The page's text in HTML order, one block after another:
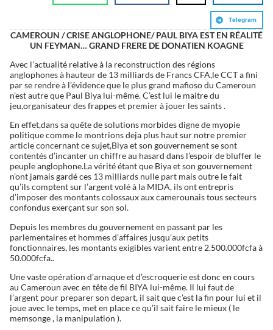
Telegram
CAMEROUN / CRISE ANGLOPHONE/ PAUL BIYA EST EN RÉALITÉ
UN FEYMAN… GRAND FRERE DE DONATIEN KOAGNE
Avec l’actualité relative à la reconstruction des régions
anglophones à hauteur de 13 milliards de Francs CFA,le CCT a fini
par se rendre à l’évidence que le plus grand mafioso du Cameroun
n’est autre que Paul Biya lui-même. C’est lui le maitre du
jeu,organisateur des frappes et premier à jouer les saints .
En effet,dans sa quête de solutions morbides digne de myopie
politique comme le montrions deja plus haut sur notre premier
article concernant ce sujet,Biya et son gouvernement se sont
contentés d’incanter un chiffre au hasard dans l’espoir de bluffer le
peuple anglophone.La vérité étant que Biya et son gouvernement
n’ont jamais gardé ces 13 milliards nulle part mais outre le fait
qu’ils comptent sur l’argent volé à la MIDA, ils ont entrepris
d’imposer des montants colossaux aux camerounais tous secteurs
confondus exerçant sur son sol.
Depuis les membres du gouvernement en passant par les
parlementaires et hommes d’affaires jusqu’aux petits
fonctionnaires, les montants exigibles varient entre 2.500.000fcfa à
50.000fcfa..
Une vaste opération d’arnaque et d’escroquerie est donc en cours
au Cameroun avec en tête de fil BIYA lui-même. Il lui faut de
l’argent pour preparer son depart, il sait que c’est la fin pour lui et il
joue avec le temps, met en place ce qu’il sait faire le mieux ( le
memsonge , la manipulation ).